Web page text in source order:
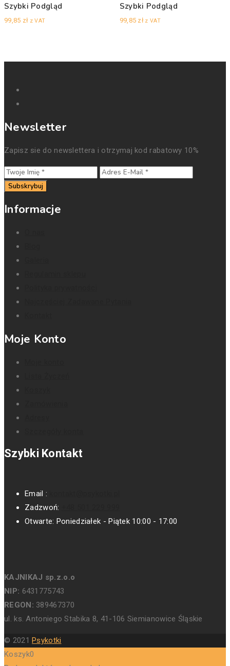
Szybki Podgląd
99,85 zł z VAT
Szybki Podgląd
99,85 zł z VAT
Newsletter
Zapisz sie do newslettera i otrzymaj kod rabatowy 10%
Subskrybuj
Informacje
Moje Konto
Szybki Kontakt
Email :
Zadzwoń:
Otwarte: Poniedziałek - Piątek 10:00 - 17:00
KAJNIKAJ sp.z.o.o
NIP: 6431775743
REGON: 389467370
ul. ks. Antoniego Stabika 8, 41-106 Siemianowice Śląskie
© 2021Psykotki
Koszyk0